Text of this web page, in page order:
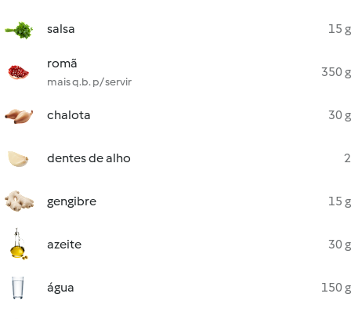
salsa 15 g
romã
mais q.b. p/ servir
350 g
chalota 30 g
dentes de alho 2
gengibre 15 g
azeite 30 g
água 150 g